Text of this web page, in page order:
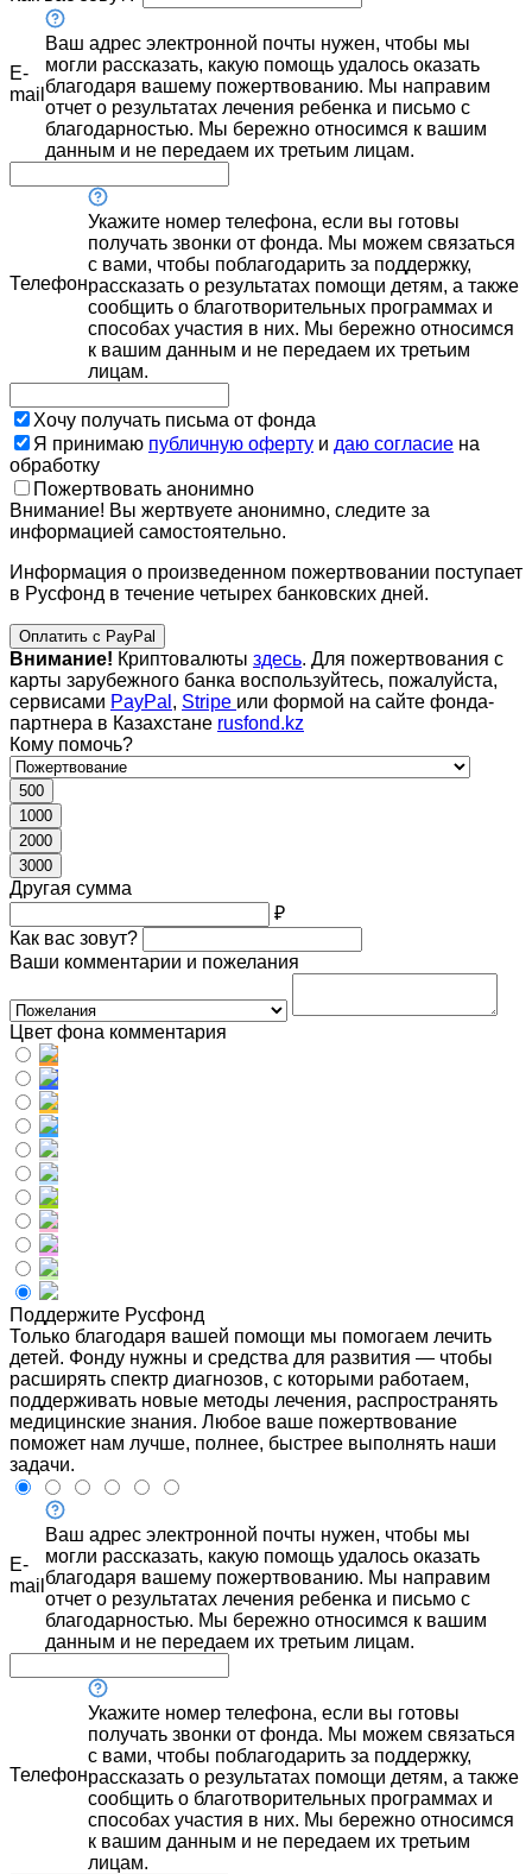
E-
mail
Ваш адрес электронной почты нужен, чтобы мы
могли рассказать, какую помощь удалось оказать
благодаря вашему пожертвованию. Мы направим
отчет о результатах лечения ребенка и письмо с
благодарностью. Мы бережно относимся к вашим
данным и не передаем их третьим лицам.
Телефон
Укажите номер телефона, если вы готовы
получать звонки от фонда. Мы можем связаться
с вами, чтобы поблагодарить за поддержку,
рассказать о результатах помощи детям, а также
сообщить о благотворительных программах и
способах участия в них. Мы бережно относимся
к вашим данным и не передаем их третьим
лицам.
Хочу получать письма от фонда
Я принимаю публичную оферту и даю согласие на
обработку
Пожертвовать анонимно
Внимание! Вы жертвуете анонимно, следите за
информацией самостоятельно.
Информация о произведенном пожертвовании поступает
в Русфонд в течение четырех банковских дней.
Оплатить с PayPal
Внимание! Криптовалюты здесь. Для пожертвования с
карты зарубежного банка воспользуйтесь, пожалуйста,
сервисами PayPal , Stripe или формой на сайте фонда-
партнера в Казахстане rusfond.kz
Кому помочь?
500
1000
2000
3000
Другая сумма
₽
Как вас зовут?
Ваши комментарии и пожелания
Цвет фона комментария
Поддержите Русфонд
Только благодаря вашей помощи мы помогаем лечить
детей. Фонду нужны и средства для развития — чтобы
расширять спектр диагнозов, с которыми работаем,
поддерживать новые методы лечения, распространять
медицинские знания. Любое ваше пожертвование
поможет нам лучше, полнее, быстрее выполнять наши
задачи.
E-
mail
Ваш адрес электронной почты нужен, чтобы мы
могли рассказать, какую помощь удалось оказать
благодаря вашему пожертвованию. Мы направим
отчет о результатах лечения ребенка и письмо с
благодарностью. Мы бережно относимся к вашим
данным и не передаем их третьим лицам.
Телефон
Укажите номер телефона, если вы готовы
получать звонки от фонда. Мы можем связаться
с вами, чтобы поблагодарить за поддержку,
рассказать о результатах помощи детям, а также
сообщить о благотворительных программах и
способах участия в них. Мы бережно относимся
к вашим данным и не передаем их третьим
лицам.